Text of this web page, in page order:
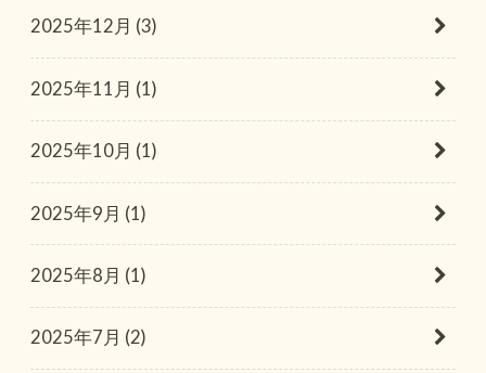
2025年12月 (3)
2025年11月 (1)
2025年10月 (1)
2025年9月 (1)
2025年8月 (1)
2025年7月 (2)